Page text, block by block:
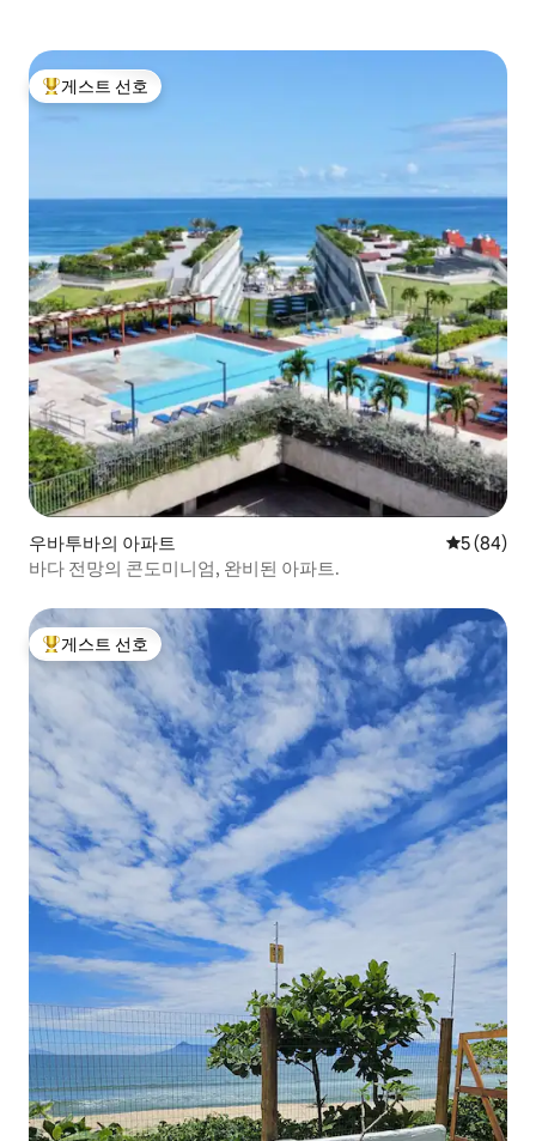
상위 게스트 선호
게스트 선호
우바투바의 아파트 평점 5점(5
5 (84)
바다 전망의 콘도미니엄, 완비된 아파트.
상위 게스트 선호
게스트 선호